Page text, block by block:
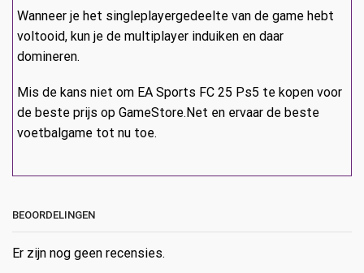
Wanneer je het singleplayergedeelte van de game hebt
voltooid, kun je de multiplayer induiken en daar
domineren.
Mis de kans niet om EA Sports FC 25 Ps5 te kopen voor
de beste prijs op GameStore.Net en ervaar de beste
voetbalgame tot nu toe.
BEOORDELINGEN
Er zijn nog geen recensies.